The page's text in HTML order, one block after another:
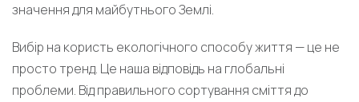
значення для майбутнього Землі.
Вибір на користь екологічного способу життя — це не
просто тренд. Це наша відповідь на глобальні
проблеми. Від правильного сортування сміття до